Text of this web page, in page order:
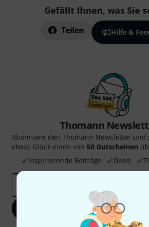
Gefällt Ihnen, was Sie
Teilen Hilfe &
Thomann
Abonniere den Thomann Newsletter und
etwas Glück einen von 50 Gutscheinen
Inspirierende Beiträge
Deals
Jetzt anmelden